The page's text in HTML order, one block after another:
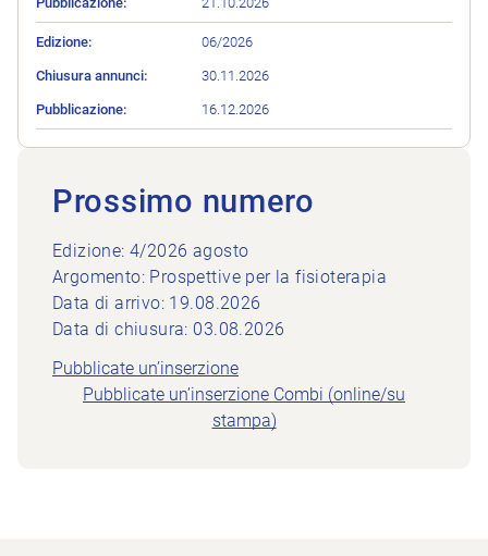
06/2026
30.11.2026
16.12.2026
Prossimo numero
Edizione: 4/2026 agosto
Argomento: Prospettive per la fisioterapia
Data di arrivo: 19.08.2026
Data di chiusura: 03.08.2026
Pubblicate un’inserzione
Pubblicate un’inserzione Combi (online/su
stampa)